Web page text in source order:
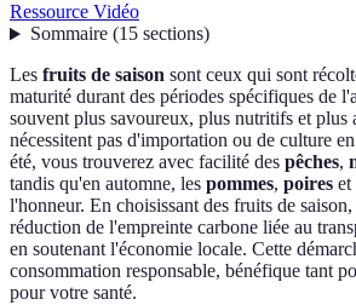
Ressource Vidéo
Sommaire(15 sections)
Les fruits de saison sont ceux qui sont
maturité durant des périodes spécifiques de
souvent plus savoureux, plus nutritifs et plus
nécessitent pas d'importation ou de culture
été, vous trouverez avec facilité des pêches,
tandis qu'en automne, les pommes, poires et
l'honneur. En choisissant des fruits de
réduction de l'empreinte carbone liée au
en soutenant l'économie locale. Cette
consommation responsable, bénéfique tant
pour votre santé.